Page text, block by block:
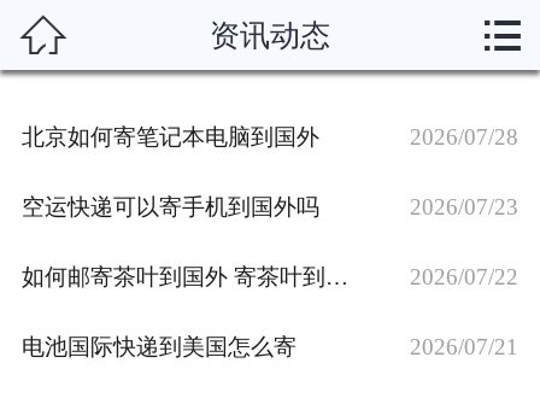
新闻动态
运输渠道
服务说明
 资讯动态 
北京如何寄笔记本电脑到国外 2026/07/28
空运快递可以寄手机到国外吗 2026/07/23
如何邮寄茶叶到国外 寄茶叶到国外用哪个快递 2026/07/22
电池国际快递到美国怎么寄 2026/07/21